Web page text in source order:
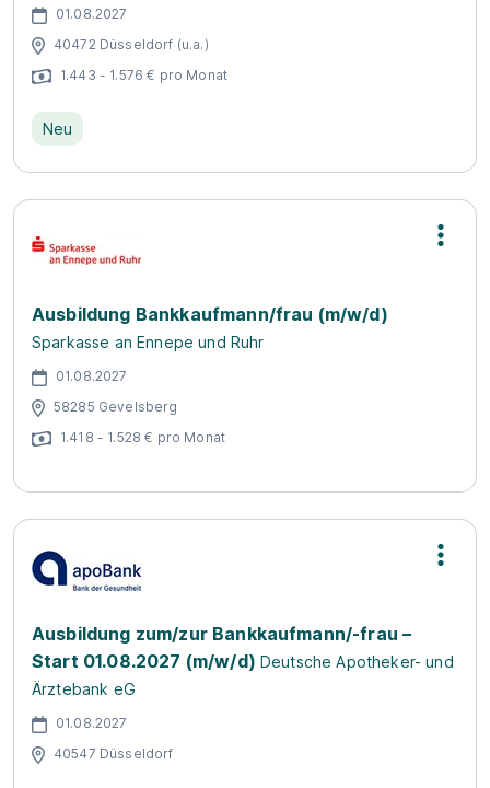
01.08.2027
40472 Düsseldorf (u.a.)
1.443 - 1.576 € pro Monat
Neu
Ausbildung Bankkaufmann/frau (m/w/d)
Sparkasse an Ennepe und Ruhr
01.08.2027
58285 Gevelsberg
1.418 - 1.528 € pro Monat
Ausbildung zum/zur Bankkaufmann/-frau –
Start 01.08.2027 (m/w/d) Deutsche Apotheker- und
Ärztebank eG
01.08.2027
40547 Düsseldorf